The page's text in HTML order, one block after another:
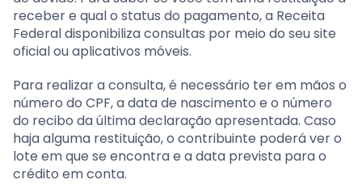
receber e qual o status do pagamento, a Receita
Federal disponibiliza consultas por meio do seu site
oficial ou aplicativos móveis.
Para realizar a consulta, é necessário ter em mãos o
número do CPF, a data de nascimento e o número
do recibo da última declaração apresentada. Caso
haja alguma restituição, o contribuinte poderá ver o
lote em que se encontra e a data prevista para o
crédito em conta.